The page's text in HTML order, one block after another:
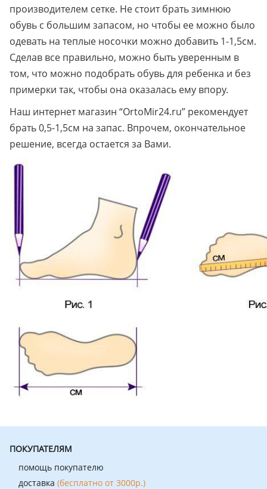
производителем сетке. Не стоит брать зимнюю
обувь с большим запасом, но чтобы ее можно было
одевать на теплые носочки можно добавить 1-1,5см.
Сделав все правильно, можно быть уверенным в
том, что можно подобрать обувь для ребенка и без
примерки так, чтобы она оказалась ему впору.
Наш интернет магазин “OrtoMir24.ru” рекомендует
брать 0,5-1,5см на запас. Впрочем, окончательное
решение, всегда остается за Вами.
ПОКУПАТЕЛЯМ
помощь покупателю
доставка (бесплатно от 3000р.)